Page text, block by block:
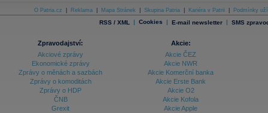
O Patria.cz Reklama Mapa Stránek Skupina Patria Kariéra v Patrii Podmínky
RSS / XML | Cookies | E-mail newsletter | SMS
Zpravodajství:
Akciové zprávy
Ekonomické zprávy
Zprávy o měnách a sazbách
Zprávy o komoditách
Zprávy o HDP
ČNB
Grexit
Akcie:
Akcie ČEZ
Akcie NWR
Akcie Komerční banka
Akcie Erste Bank
Akcie O2
Akcie Kofola
Akcie Apple